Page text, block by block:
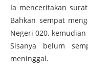
Ia menceritakan
Bahkan sempat
Negeri 020,
Sisanya belum
meninggal.